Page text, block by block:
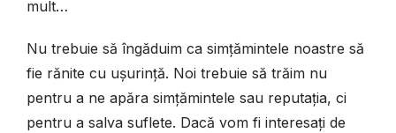
mult…
Nu trebuie să îngăduim ca simțămintele noastre să
fie rănite cu ușurință. Noi trebuie să trăim nu
pentru a ne apăra simțămintele sau reputația, ci
pentru a salva suflete. Dacă vom fi interesați de